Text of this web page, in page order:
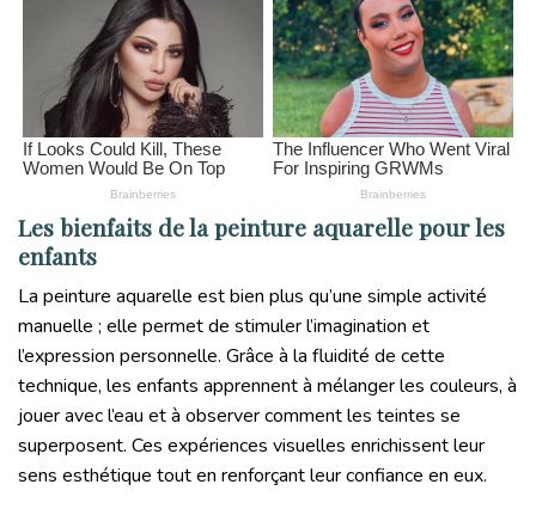
Les bienfaits de la peinture aquarelle pour les
enfants
La peinture aquarelle est bien plus qu’une simple activité
manuelle ; elle permet de stimuler l’imagination et
l’expression personnelle. Grâce à la fluidité de cette
technique, les enfants apprennent à mélanger les couleurs, à
jouer avec l’eau et à observer comment les teintes se
superposent. Ces expériences visuelles enrichissent leur
sens esthétique tout en renforçant leur confiance en eux.